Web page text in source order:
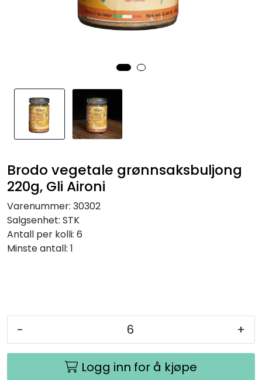
Brodo vegetale grønnsaksbuljong
220g, Gli Aironi
Varenummer: 30302
Salgsenhet: STK
Antall per kolli: 6
Minste antall: 1
- +
Logg inn for å kjøpe